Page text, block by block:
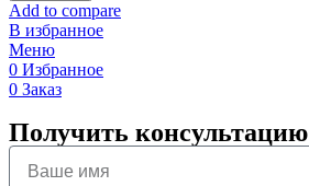
Add to compare
В избранное
Меню
0 Избранное
0 Заказ
Получить консультацию